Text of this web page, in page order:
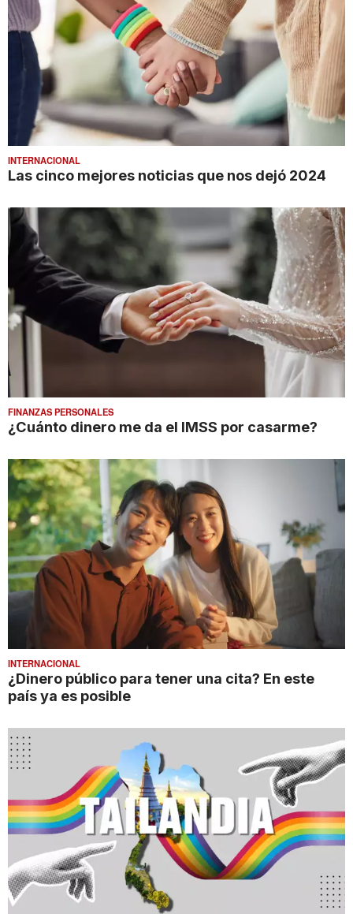
INTERNACIONAL
Las cinco mejores noticias que nos dejó 2024
FINANZAS PERSONALES
¿Cuánto dinero me da el IMSS por casarme?
INTERNACIONAL
¿Dinero público para tener una cita? En este
país ya es posible